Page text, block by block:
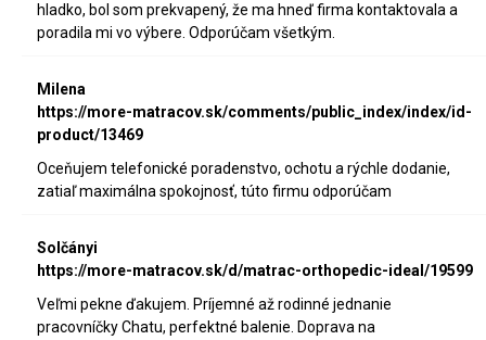
hladko, bol som prekvapený, že ma hneď firma kontaktovala a
poradila mi vo výbere. Odporúčam všetkým.
Milena
https://more-matracov.sk/comments/public_index/index/id-
product/13469
Oceňujem telefonické poradenstvo, ochotu a rýchle dodanie,
zatiaľ maximálna spokojnosť, túto firmu odporúčam
Solčányi
https://more-matracov.sk/d/matrac-orthopedic-ideal/19599
Veľmi pekne ďakujem. Príjemné až rodinné jednanie
pracovníčky Chatu, perfektné balenie. Doprava na